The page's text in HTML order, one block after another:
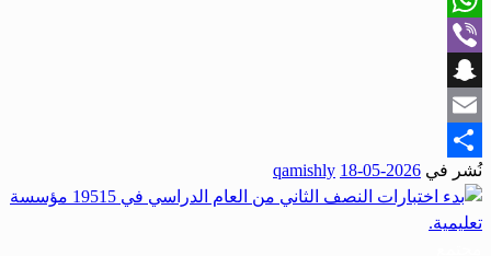
WhatsApp
Viber
Snapchat
Email
Share
نُشر في 2026-05-18
qamishly